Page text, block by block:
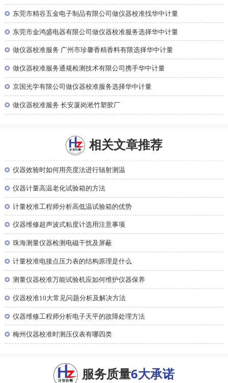
◎ 东莞市精谷五金电子制品有限公司做仪器校准找华中计量
◎ 东莞市金鸿盛电器有限公司做仪器校准服务选择华中计量
◎ 做仪器校准服务 广州市珍馨香精香料有限选择华中计量
◎ 做仪器校准服务通规检测技术有限公司携手华中计量
◎ 京国光学有限公司做仪器校准服务选择华中计量
◎ 做仪器校准服务 长安厦岗淞竹塑胶厂
相关文章推荐
◎ 仪器效验时如何用亮度法进行辐射测温
◎ 仪器计量高温老化试验箱的方法
◎ 计量校准工程师分析高低温试验箱的优势
◎ 仪器维修超声波式粘度计选用注意事项
◎ 珠海测量仪器检测电磁干扰及屏蔽
◎ 计量校准电接点压力表的结构原理是什么
◎ 测量仪器校准万能试验机应如何维护仪器保养
◎ 仪器校准10大常见问题分析及解决方法
◎ 仪器维修工程师分析电子天平的故障处理方法
◎ 梅州仪器校准时测压仪表有哪四类
服务质量6大承诺